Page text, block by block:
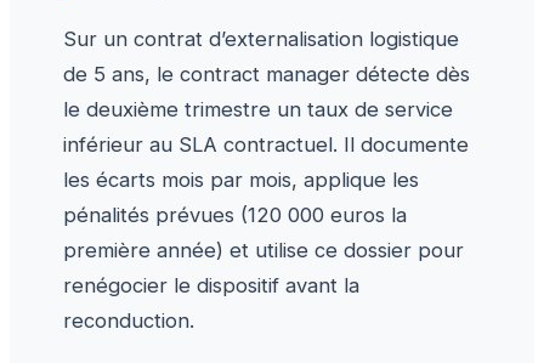
Sur un contrat d’externalisation logistique
de 5 ans, le contract manager détecte dès
le deuxième trimestre un taux de service
inférieur au SLA contractuel. Il documente
les écarts mois par mois, applique les
pénalités prévues (120 000 euros la
première année) et utilise ce dossier pour
renégocier le dispositif avant la
reconduction.